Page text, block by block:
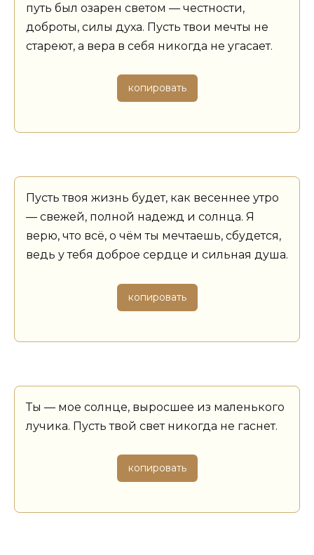
путь был озарен светом — честности,
доброты, силы духа. Пусть твои мечты не
стареют, а вера в себя никогда не угасает.
копировать
Пусть твоя жизнь будет, как весеннее утро
— свежей, полной надежд и солнца. Я
верю, что всё, о чём ты мечтаешь, сбудется,
ведь у тебя доброе сердце и сильная душа.
копировать
Ты — мое солнце, выросшее из маленького
лучика. Пусть твой свет никогда не гаснет.
копировать